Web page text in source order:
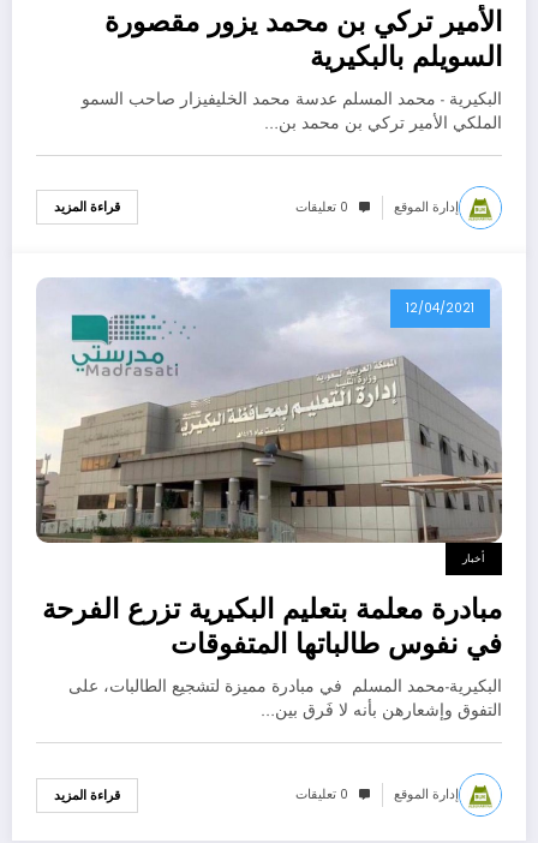
الأمير تركي بن محمد يزور مقصورة
السويلم بالبكيرية
البكيرية - محمد المسلم عدسة محمد الخليفيزار صاحب السمو
الملكي الأمير تركي بن محمد بن…
إدارة الموقع 0 تعليقات قراءة المزيد
12/04/2021
أخبار
مبادرة معلمة بتعليم البكيرية تزرع الفرحة
في نفوس طالباتها المتفوقات
البكيرية-محمد المسلم ‏ في مبادرة مميزة لتشجيع الطالبات، على
التفوق وإشعارهن بأنه لا فَرق بين…
إدارة الموقع 0 تعليقات قراءة المزيد